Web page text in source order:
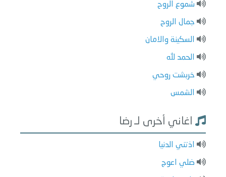
شموع الروح
جمال الروح
السكينة والامان
الحمد لله
خربشت روحي
الشمس
اغاني أخرى لـ رضا
اذتني الدنيا
ضلي اعوج